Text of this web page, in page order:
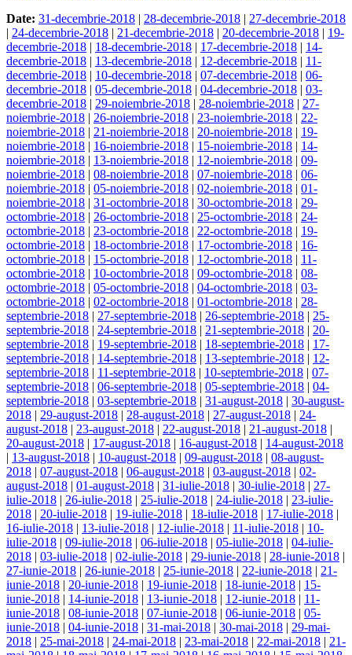
Date: 31-decembrie-2018 | 28-decembrie-2018 | 27-decembrie-2018
| 24-decembrie-2018 | 21-decembrie-2018 | 20-decembrie-2018 | 19-
decembrie-2018 | 18-decembrie-2018 | 17-decembrie-2018 | 14-
decembrie-2018 | 13-decembrie-2018 | 12-decembrie-2018 | 11-
decembrie-2018 | 10-decembrie-2018 | 07-decembrie-2018 | 06-
decembrie-2018 | 05-decembrie-2018 | 04-decembrie-2018 | 03-
decembrie-2018 | 29-noiembrie-2018 | 28-noiembrie-2018 | 27-
noiembrie-2018 | 26-noiembrie-2018 | 23-noiembrie-2018 | 22-
noiembrie-2018 | 21-noiembrie-2018 | 20-noiembrie-2018 | 19-
noiembrie-2018 | 16-noiembrie-2018 | 15-noiembrie-2018 | 14-
noiembrie-2018 | 13-noiembrie-2018 | 12-noiembrie-2018 | 09-
noiembrie-2018 | 08-noiembrie-2018 | 07-noiembrie-2018 | 06-
noiembrie-2018 | 05-noiembrie-2018 | 02-noiembrie-2018 | 01-
noiembrie-2018 | 31-octombrie-2018 | 30-octombrie-2018 | 29-
octombrie-2018 | 26-octombrie-2018 | 25-octombrie-2018 | 24-
octombrie-2018 | 23-octombrie-2018 | 22-octombrie-2018 | 19-
octombrie-2018 | 18-octombrie-2018 | 17-octombrie-2018 | 16-
octombrie-2018 | 15-octombrie-2018 | 12-octombrie-2018 | 11-
octombrie-2018 | 10-octombrie-2018 | 09-octombrie-2018 | 08-
octombrie-2018 | 05-octombrie-2018 | 04-octombrie-2018 | 03-
octombrie-2018 | 02-octombrie-2018 | 01-octombrie-2018 | 28-
septembrie-2018 | 27-septembrie-2018 | 26-septembrie-2018 | 25-
septembrie-2018 | 24-septembrie-2018 | 21-septembrie-2018 | 20-
septembrie-2018 | 19-septembrie-2018 | 18-septembrie-2018 | 17-
septembrie-2018 | 14-septembrie-2018 | 13-septembrie-2018 | 12-
septembrie-2018 | 11-septembrie-2018 | 10-septembrie-2018 | 07-
septembrie-2018 | 06-septembrie-2018 | 05-septembrie-2018 | 04-
septembrie-2018 | 03-septembrie-2018 | 31-august-2018 | 30-august-
2018 | 29-august-2018 | 28-august-2018 | 27-august-2018 | 24-
august-2018 | 23-august-2018 | 22-august-2018 | 21-august-2018 |
20-august-2018 | 17-august-2018 | 16-august-2018 | 14-august-2018
| 13-august-2018 | 10-august-2018 | 09-august-2018 | 08-august-
2018 | 07-august-2018 | 06-august-2018 | 03-august-2018 | 02-
august-2018 | 01-august-2018 | 31-iulie-2018 | 30-iulie-2018 | 27-
iulie-2018 | 26-iulie-2018 | 25-iulie-2018 | 24-iulie-2018 | 23-iulie-
2018 | 20-iulie-2018 | 19-iulie-2018 | 18-iulie-2018 | 17-iulie-2018 |
16-iulie-2018 | 13-iulie-2018 | 12-iulie-2018 | 11-iulie-2018 | 10-
iulie-2018 | 09-iulie-2018 | 06-iulie-2018 | 05-iulie-2018 | 04-iulie-
2018 | 03-iulie-2018 | 02-iulie-2018 | 29-iunie-2018 | 28-iunie-2018 |
27-iunie-2018 | 26-iunie-2018 | 25-iunie-2018 | 22-iunie-2018 | 21-
iunie-2018 | 20-iunie-2018 | 19-iunie-2018 | 18-iunie-2018 | 15-
iunie-2018 | 14-iunie-2018 | 13-iunie-2018 | 12-iunie-2018 | 11-
iunie-2018 | 08-iunie-2018 | 07-iunie-2018 | 06-iunie-2018 | 05-
iunie-2018 | 04-iunie-2018 | 31-mai-2018 | 30-mai-2018 | 29-mai-
2018 | 25-mai-2018 | 24-mai-2018 | 23-mai-2018 | 22-mai-2018 | 21-